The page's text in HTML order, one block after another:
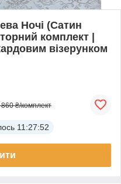
Ночі (Сатин
комплект |
візерунком
₴/комплект
11:27:51